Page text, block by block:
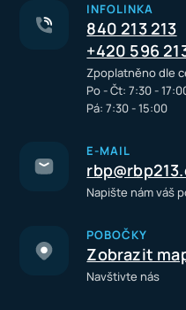
INFOLINKA
840 213 213
+420 596
Zpoplatněno dle
Po - Čt: 7:30 -
Pá: 7:30 - 15:00
E-MAIL
Napište nám váš
POBOČKY
Zobrazit
Navštivte nás